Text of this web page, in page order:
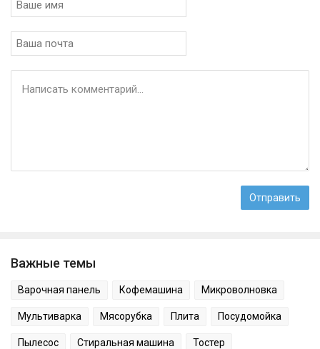
Важные темы
Варочная панель Кофемашина Микроволновка
Мультиварка Мясорубка Плита Посудомойка
Пылесос Стиральная машина Тостер